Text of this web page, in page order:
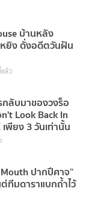
บ้านหลัง
ยิง ดั่งอดีตวันฝัน
ล้ว
ลับมาของวงร็อ
Look Back In
เพียง 3 วันเท่านั้น
Mouth ปากปีศาจ”
ทีมดาราแบกถ้ำไว้